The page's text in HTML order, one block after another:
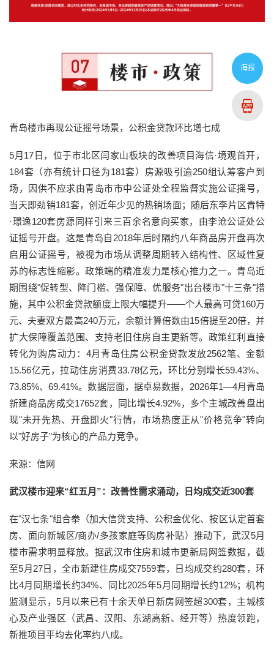
青岛楼市再现公证摇号场景，公积金贷款环比增七成
5月17日，位于市北区闫家山板块的改善项目海信·境观首开，
184套（亦有统计口径为181套）房源吸引逾250组认筹客户到
场，因供不应求由青岛市市中公证处全程监督实施公证摇号，
当天即劲销181套，创近年少见的热销场面；随后东李片区青特
·璟逸120套房源同样引来三百余名意向买家，由李沧公证处公
证摇号开盘。这是青岛自2018年后时隔约八年商品房开盘再次
启用公证摇号，被视为市场从调整周期转入结构性、区域性复
苏的标志性缩影。政策端的精准发力是核心推力之一。青岛近
期围绕"促转型、降门槛、强保障、优服务"出台楼市"十三条"措
施，其中公积金贷款额度上限大幅提升——个人最高可贷160万
元、夫妻双方最高240万元，余额计算倍数由15倍提至20倍，并
扩大保障覆盖范围、支持老旧住房自主更新等。政策红利直接
转化为购房动力：4月青岛住房公积金贷款发放2562笔、金额
15.56亿元，拉动住房消费33.78亿元，环比分别增长59.43%、
73.85%、69.41%。数据层面，据卓易数据，2026年1—4月青岛
新建商品房成交17652套，同比增长4.92%，多个主城改善盘出
现"未开先热、开盘即火"行情，市场热度正从"价格竞争"转向
以"好房子"为核心的产品力竞争。
来源：信网
武汉楼市迎来“红五月”：改善性需求涌动，日均成交近300套
在"汉七条"组合拳（加大信贷支持、公积金优化、按区认定首套
房、面向新城区/商办/多孩家庭等购房补贴）推动下，武汉5月
楼市需求明显释放。据武汉市住房和城市更新局网签数据，截
至5月27日，全市新建住房成交7559套，日均成交约280套，环
比4月同期增长约34%、同比2025年5月同期增长约12%；机构
监测显示，5月以来已有十余天单日新房网签超300套，主城核
心及产业强区（武昌、汉阳、东湖高新、经开等）热度领跑，
新推项目平均去化率约八成。
海报